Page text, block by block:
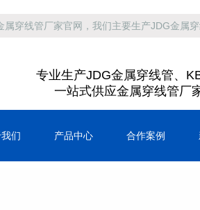
属穿线管厂家官网，我们主要生产JDG金属
专业生产JDG金属穿线管、
一站式供应金属穿线管厂
们 产品中心 合作案例